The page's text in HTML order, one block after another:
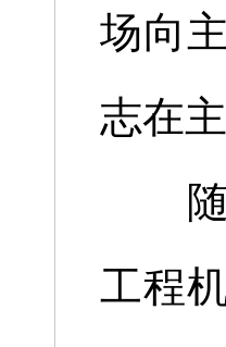
场向
志在
随着
工程